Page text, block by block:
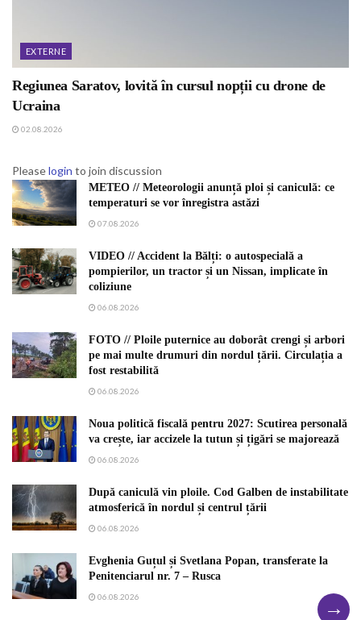
EXTERNE
Regiunea Saratov, lovită în cursul nopții cu drone de
Ucraina
02.08.2026
Pleaselogin to join discussion
METEO // Meteorologii anunță ploi și caniculă: ce
temperaturi se vor înregistra astăzi
07.08.2026
VIDEO // Accident la Bălți: o autospecială a
pompierilor, un tractor și un Nissan, implicate în
coliziune
06.08.2026
FOTO // Ploile puternice au doborât crengi și arbori
pe mai multe drumuri din nordul țării. Circulația a
fost restabilită
06.08.2026
Noua politică fiscală pentru 2027: Scutirea personală
va crește, iar accizele la tutun și țigări se majorează
06.08.2026
După caniculă vin ploile. Cod Galben de instabilitate
atmosferică în nordul și centrul țării
06.08.2026
Evghenia Guțul și Svetlana Popan, transferate la
Penitenciarul nr. 7 – Rusca
06.08.2026 →